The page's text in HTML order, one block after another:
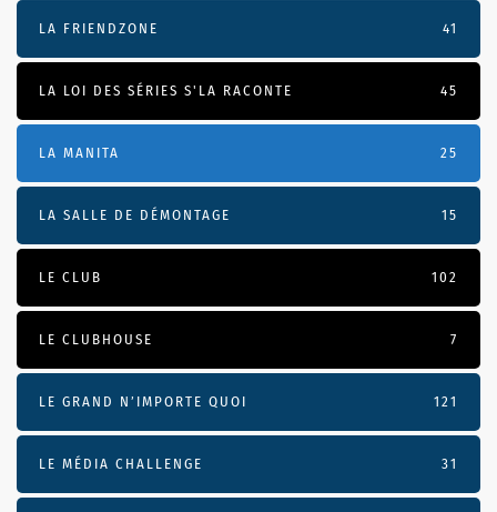
LA FRIENDZONE 41
LA LOI DES SÉRIES S'LA RACONTE 45
LA MANITA 25
LA SALLE DE DÉMONTAGE 15
LE CLUB 102
LE CLUBHOUSE 7
LE GRAND N’IMPORTE QUOI 121
LE MÉDIA CHALLENGE 31